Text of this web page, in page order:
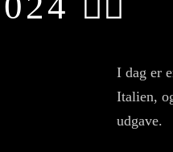
I dag er
Italien,
udgave.